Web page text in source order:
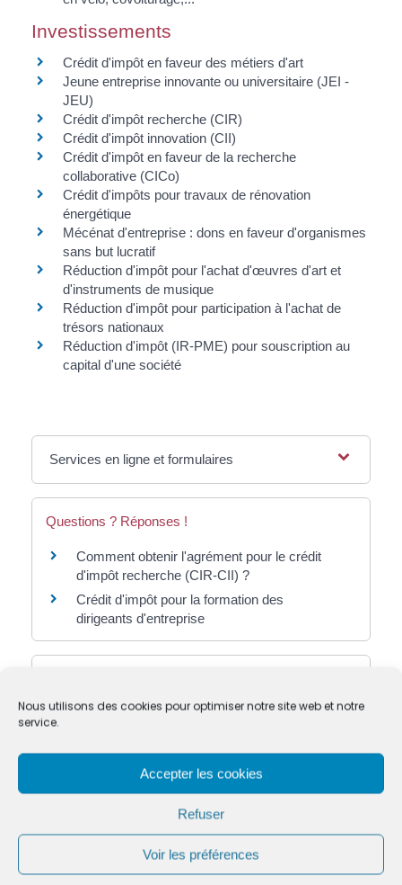
Nous utilisons des cookies pour optimiser notre site web et notre
service.
Accepter les cookies
Refuser
Voir les préférences
Investissements
Crédit d'impôt en faveur des métiers d'art
Jeune entreprise innovante ou universitaire (JEI -
JEU)
Crédit d'impôt recherche (CIR)
Crédit d'impôt innovation (CII)
Crédit d'impôt en faveur de la recherche
collaborative (CICo)
Crédit d'impôts pour travaux de rénovation
énergétique
Mécénat d'entreprise : dons en faveur d'organismes
sans but lucratif
Réduction d'impôt pour l'achat d'œuvres d'art et
d'instruments de musique
Réduction d'impôt pour participation à l'achat de
trésors nationaux
Réduction d'impôt (IR-PME) pour souscription au
capital d'une société
Services en ligne et formulaires
Questions ? Réponses !
Comment obtenir l'agrément pour le crédit
d'impôt recherche (CIR-CII) ?
Crédit d'impôt pour la formation des
dirigeants d'entreprise
Réduction d'impôt pour la mise à disposition
Exonérations sur les bénéfices en zone
franche urbaine-territoire entrepreneur (ZFU-
Exonérations d'impôts en zone de
revitalisation rurale (ZRR)